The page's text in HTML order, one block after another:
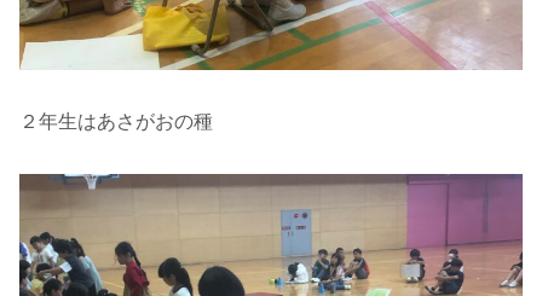
２年生はあさがおの種